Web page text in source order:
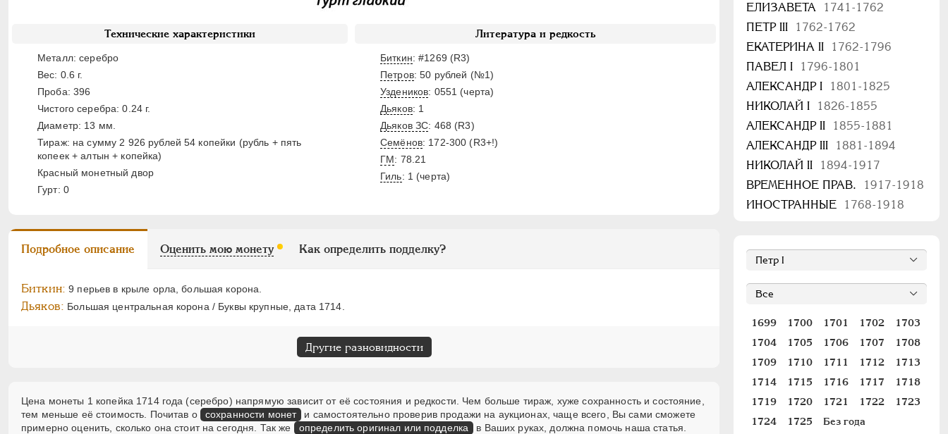
Технические характеристики
Металл: серебро
Вес: 0.6 г.
Проба: 396
Чистого серебра: 0.24 г.
Диаметр: 13 мм.
Тираж: на сумму 2 926 рублей 54 копейки (рубль + пять
копеек + алтын + копейка)
Красный монетный двор
Гурт: 0
Литература и редкость
Биткин: #1269 (R3)
Петров: 50 рублей (№1)
Уздеников: 0551 (черта)
Дьяков: 1
Дьяков ЗС: 468 (R3)
Семёнов: 172-300 (R3+!)
ГМ: 78.21
Гиль: 1 (черта)
Подробное описание Оценить мою монету Как определить подделку?
Биткин: 9 перьев в крыле орла, большая корона.
Дьяков: Большая центральная корона / Буквы крупные, дата 1714.
Другие разновидности
Цена монеты 1 копейка 1714 года (серебро) напрямую зависит от её состояния и редкости. Чем больше тираж, хуже сохранность и состояние,
тем меньше её стоимость. Почитав о
сохранности монет
и самостоятельно проверив продажи на аукционах, чаще всего, Вы сами сможете
примерно оценить, сколько она стоит на сегодня. Так же
определить оригинал или подделка
в Ваших руках, должна помочь наша статья.
ЕЛИЗАВЕТА
1741-1762
ПЕТР III
1762-1762
ЕКАТЕРИНА II
1762-1796
ПАВЕЛ I
1796-1801
АЛЕКСАНДР I
1801-1825
НИКОЛАЙ I
1826-1855
АЛЕКСАНДР II
1855-1881
АЛЕКСАНДР III
1881-1894
НИКОЛАЙ II
1894-1917
ВРЕМЕННОЕ ПРАВ.
1917-1918
ИНОСТРАННЫЕ
1768-1918
1699 1700 1701 1702
1703
1704
1705 1706 1707
1708
1709
1710 1711 1712
1713
1714
1715 1716 1717
1718
1719
1720 1721 1722
1723
1724
1725 Без года